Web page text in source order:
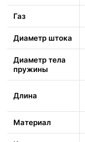
Газ
Диаметр штока
Диаметр тела
пружины
Длина
Материал